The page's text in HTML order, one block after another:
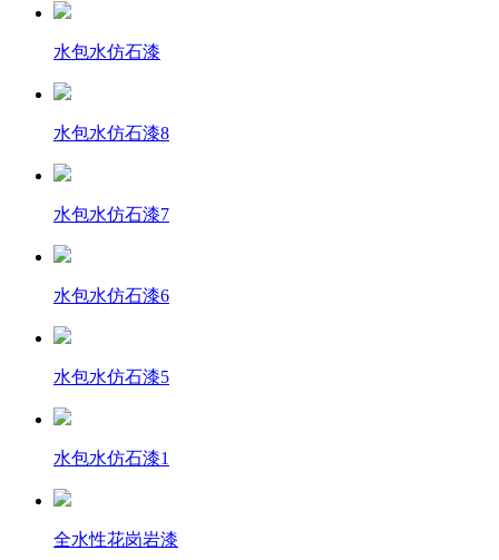
水包水仿石漆
水包水仿石漆8
水包水仿石漆7
水包水仿石漆6
水包水仿石漆5
水包水仿石漆1
全水性花岗岩漆